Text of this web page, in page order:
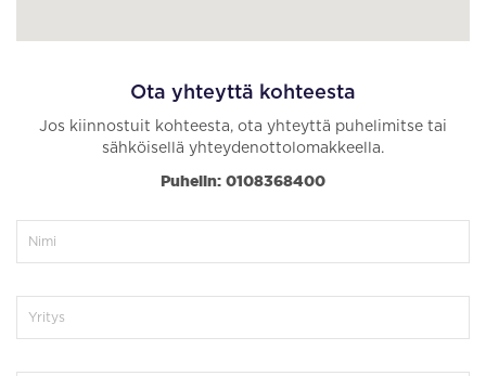
Ota yhteyttä kohteesta
Jos kiinnostuit kohteesta, ota yhteyttä puhelimitse tai
sähköisellä yhteydenottolomakkeella.
Puhelin: 0108368400